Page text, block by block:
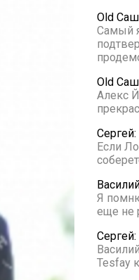
Old
Самый
Old
Алекс
Сергей:
Если
Я
еще не
Сергей:
Tesfay